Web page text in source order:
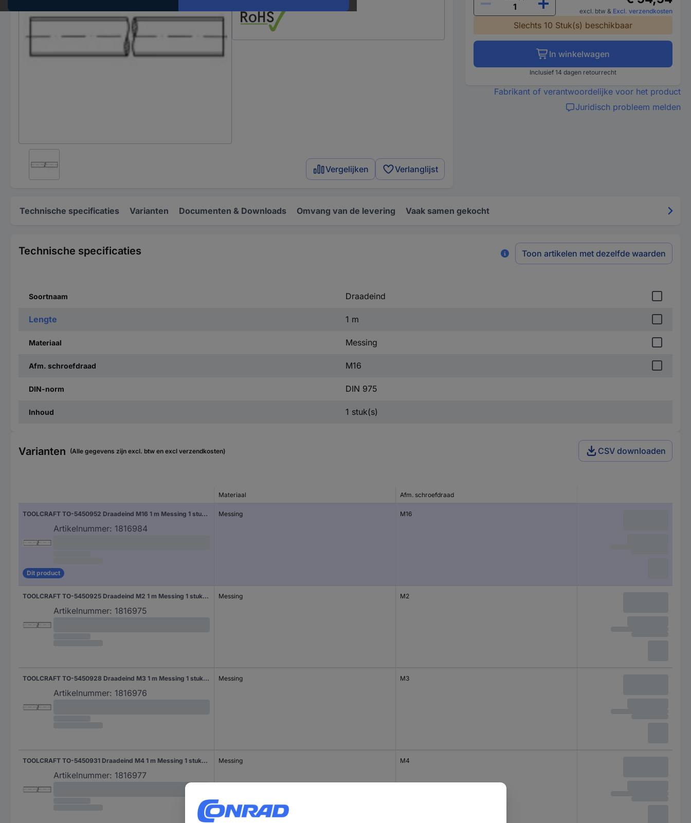
Vergelijken Verlanglijst
excl. btw & Excl. verzendkosten
Slechts 10 Stuk(s) beschikbaar
In winkelwagen
Inclusief 14 dagen retourrecht
Fabrikant of verantwoordelijke voor het product
Juridisch probleem melden
Technische specificaties Varianten Documenten & Downloads Omvang van de levering Vaak samen gekocht
Technische specificaties Toon artikelen met dezelfde waarden
Soortnaam Draadeind
Lengte 1 m
Materiaal Messing
Afm. schroefdraad M16
DIN-norm DIN 975
Inhoud 1 stuk(s)
Varianten (Alle gegevens zijn excl. btw en excl verzendkosten) CSV downloaden
Materiaal Afm. schroefdraad
TOOLCRAFT TO-5450952 Draadeind M16 1 m Messing 1 stuk(s)
Artikelnummer: 1816984
Dit product
Messing M16
TOOLCRAFT TO-5450925 Draadeind M2 1 m Messing 1 stuk(s)
Artikelnummer: 1816975
Messing M2
TOOLCRAFT TO-5450928 Draadeind M3 1 m Messing 1 stuk(s)
Artikelnummer: 1816976
Messing M3
TOOLCRAFT TO-5450931 Draadeind M4 1 m Messing 1 stuk(s)
Artikelnummer: 1816977
Messing M4